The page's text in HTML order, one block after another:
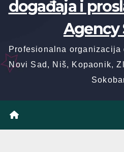
događaja i
Agency
Profesionalna organizacija
Novi Sad, Niš, Kopaonik,